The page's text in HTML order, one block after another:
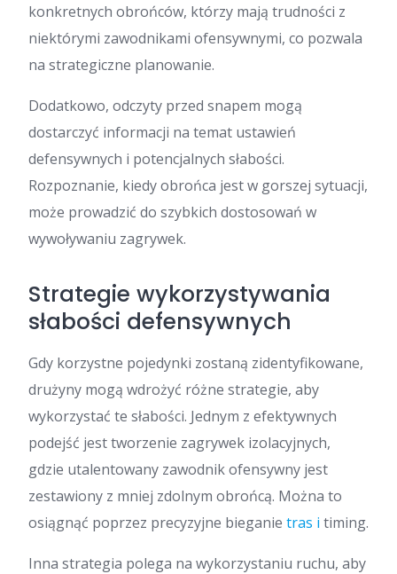
konkretnych obrońców, którzy mają trudności z
niektórymi zawodnikami ofensywnymi, co pozwala
na strategiczne planowanie.
Dodatkowo, odczyty przed snapem mogą
dostarczyć informacji na temat ustawień
defensywnych i potencjalnych słabości.
Rozpoznanie, kiedy obrońca jest w gorszej sytuacji,
może prowadzić do szybkich dostosowań w
wywoływaniu zagrywek.
Strategie wykorzystywania
słabości defensywnych
Gdy korzystne pojedynki zostaną zidentyfikowane,
drużyny mogą wdrożyć różne strategie, aby
wykorzystać te słabości. Jednym z efektywnych
podejść jest tworzenie zagrywek izolacyjnych,
gdzie utalentowany zawodnik ofensywny jest
zestawiony z mniej zdolnym obrońcą. Można to
osiągnąć poprzez precyzyjne bieganie tras i timing.
Inna strategia polega na wykorzystaniu ruchu, aby